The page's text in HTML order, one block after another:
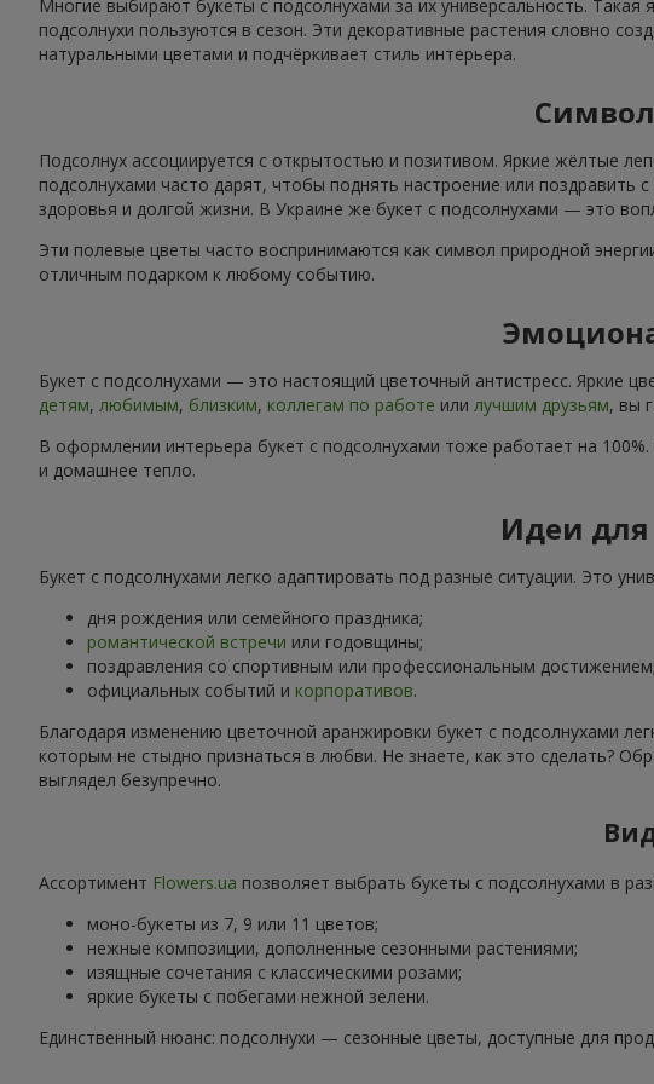
Многие выбирают букеты с подсолнухами за их универсальность.
подсолнухи пользуются в сезон. Эти декоративные растения словно
натуральными цветами и подчёркивает стиль интерьера.
Подсолнух ассоциируется с открытостью и позитивом. Яркие жёлтые
подсолнухами часто дарят, чтобы поднять настроение или поздравить
здоровья и долгой жизни. В Украине же букет с подсолнухами — это
Эти полевые цветы часто воспринимаются как символ природной
отличным подарком к любому событию.
Букет с подсолнухами — это настоящий цветочный антистресс. Яркие
детям, любимым, близким, коллегам по работе или лучшим друзьям, вы
В оформлении интерьера букет с подсолнухами тоже работает на
и домашнее тепло.
Идеи
Букет с подсолнухами легко адаптировать под разные ситуации. Это
дня рождения или семейного праздника;
романтической встречи или годовщины;
поздравления со спортивным или профессиональным достижением;
официальных событий и корпоративов.
Благодаря изменению цветочной аранжировки букет с подсолнухами
которым не стыдно признаться в любви. Не знаете, как это сделать?
выглядел безупречно.
Ассортимент Flowers.ua позволяет выбрать букеты с подсолнухами в
моно-букеты из 7, 9 или 11 цветов;
нежные композиции, дополненные сезонными растениями;
изящные сочетания с классическими розами;
яркие букеты с побегами нежной зелени.
Единственный нюанс: подсолнухи — сезонные цветы, доступные для